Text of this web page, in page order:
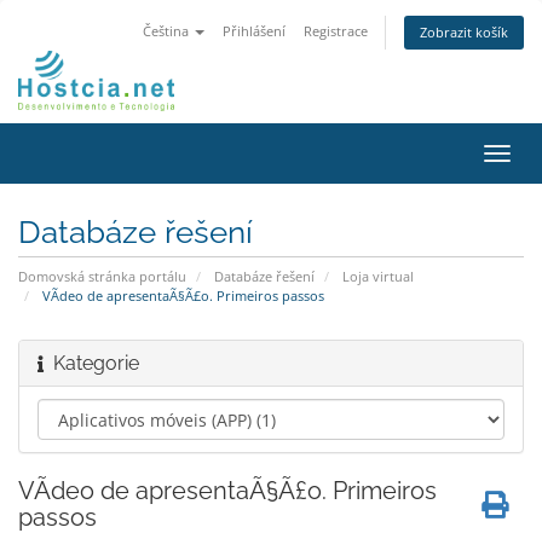
Čeština Přihlášení Registrace Zobrazit košík
Databáze řešení
Domovská stránka portálu Databáze řešení
Loja virtual
VÃ­deo de apresentaÃ§Ã£o. Primeiros passos
Kategorie
VÃ­deo de apresentaÃ§Ã£o. Primeiros
passos